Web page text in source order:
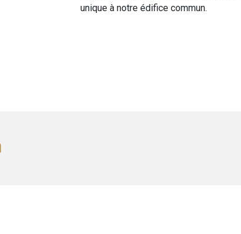
unique à notre édifice commun.